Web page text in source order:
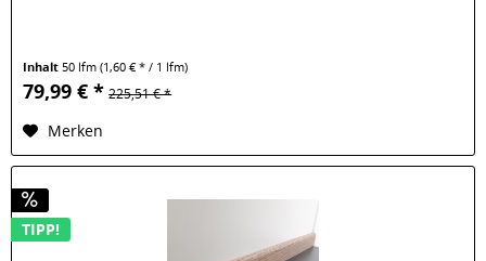
Inhalt50 lfm(1,60 € * / 1 lfm)
79,99 € * 225,51 € *
Merken
TIPP!